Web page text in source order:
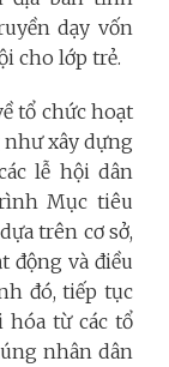
dạy vốn
cho lớp trẻ.
tổ chức hoạt
xây dựng
lễ hội dân
Mục tiêu
trên cơ sở,
động và điều
đó, tiếp tục
hóa từ các tổ
nhân dân